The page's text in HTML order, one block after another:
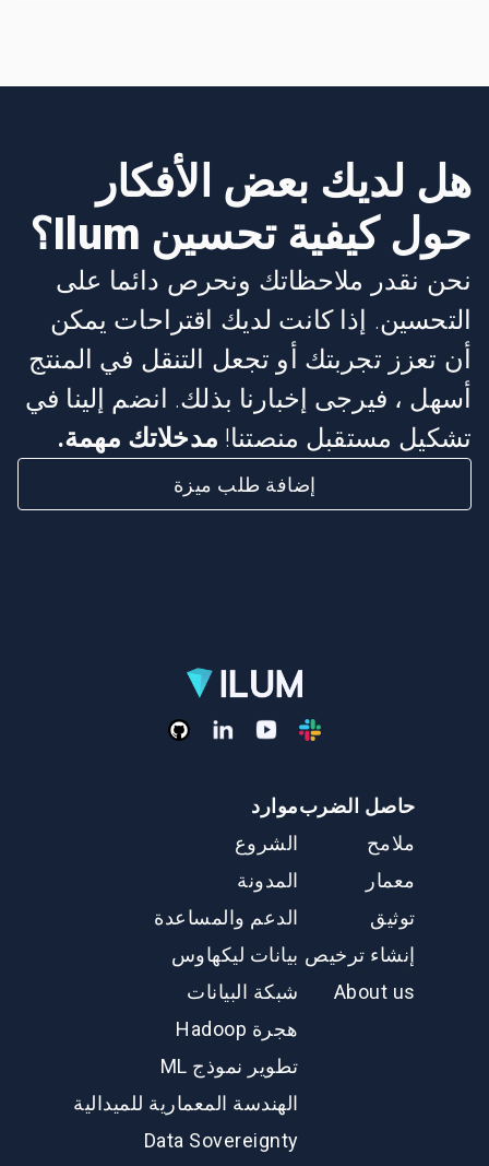
هل لديك بعض الأفكار
حول كيفية تحسين Ilum؟
نحن نقدر ملاحظاتك ونحرص دائما على
التحسين. إذا كانت لديك اقتراحات يمكن
أن تعزز تجربتك أو تجعل التنقل في المنتج
أسهل ، فيرجى إخبارنا بذلك. انضم إلينا في
تشكيل مستقبل منصتنا! مدخلاتك مهمة.
إضافة طلب ميزة
حاصل الضرب
ملامح
معمار
توثيق
إنشاء ترخيص
About us
موارد
الشروع
المدونة
الدعم والمساعدة
بيانات ليكهاوس
شبكة البيانات
هجرة Hadoop
تطوير نموذج ML
الهندسة المعمارية للميدالية
Data Sovereignty